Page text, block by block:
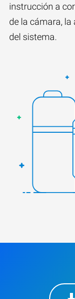
instrucción a
de la cámara,
del sistema.